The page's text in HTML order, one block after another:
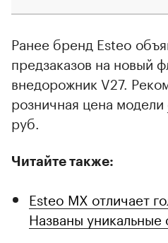
Ранее бренд Esteo
предзаказов на новый
внедорожник V27.
розничная цена модели
руб.
Читайте также:
Esteo MX отличает
Названы